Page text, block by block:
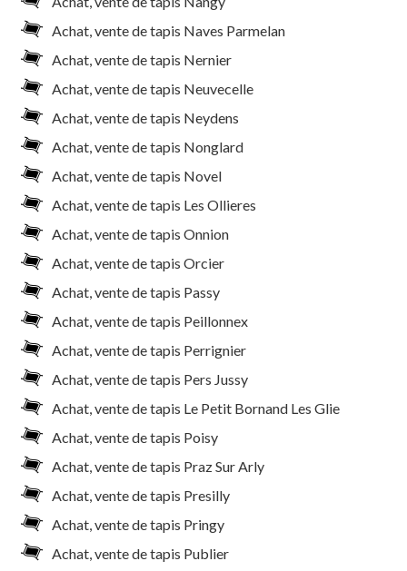
Achat, vente de tapis Naves Parmelan
Achat, vente de tapis Nernier
Achat, vente de tapis Neuvecelle
Achat, vente de tapis Neydens
Achat, vente de tapis Nonglard
Achat, vente de tapis Novel
Achat, vente de tapis Les Ollieres
Achat, vente de tapis Onnion
Achat, vente de tapis Orcier
Achat, vente de tapis Passy
Achat, vente de tapis Peillonnex
Achat, vente de tapis Perrignier
Achat, vente de tapis Pers Jussy
Achat, vente de tapis Le Petit Bornand Les Glie
Achat, vente de tapis Poisy
Achat, vente de tapis Praz Sur Arly
Achat, vente de tapis Presilly
Achat, vente de tapis Pringy
Achat, vente de tapis Publier